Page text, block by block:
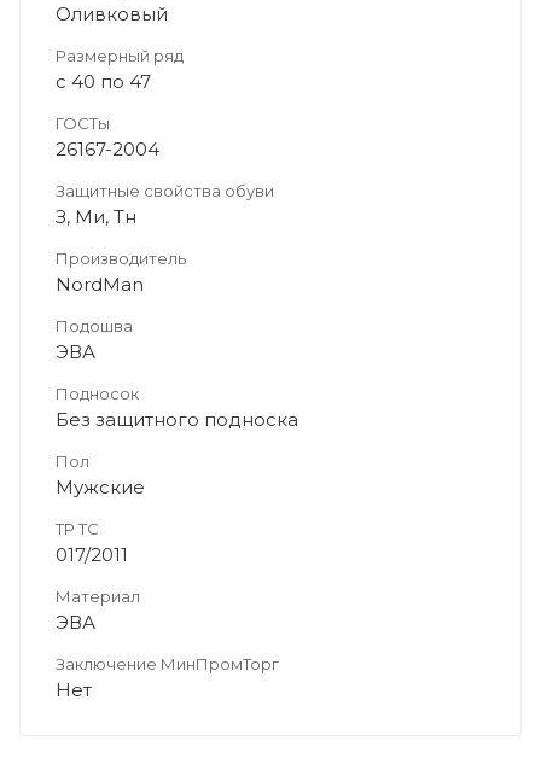
Оливковый
Размерный ряд
с 40 по 47
ГОСТы
26167-2004
Защитные свойства обуви
З, Ми, Тн
Производитель
NordMan
Подошва
ЭВА
Подносок
Без защитного подноска
Пол
Мужские
ТР ТС
017/2011
Материал
ЭВА
Заключение МинПромТорг
Нет